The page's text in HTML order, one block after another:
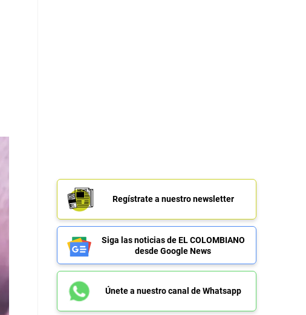
Regístrate a nuestro newsletter
Siga las noticias de EL COLOMBIANO
desde Google News
Únete a nuestro canal de Whatsapp